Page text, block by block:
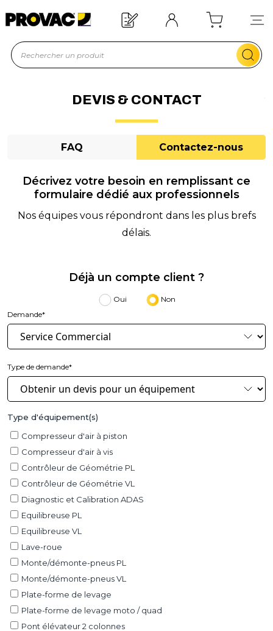
d'un équipement ?
DEVIS & CONTACT
FAQ Contactez-nous
Décrivez votre besoin en remplissant ce
formulaire dédié aux professionnels
Nos équipes vous répondront dans les plus brefs
délais.
Déjà un compte client ?
Oui
Non
Demande*
Type de demande*